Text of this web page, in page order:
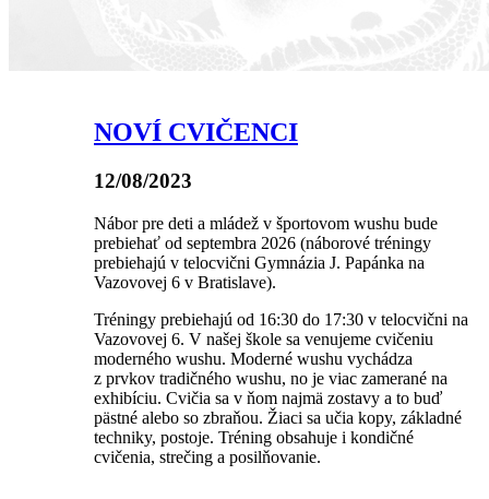
NOVÍ CVIČENCI
12/08/2023
Nábor pre deti a mládež v športovom wushu bude
prebiehať od septembra 2026 (náborové tréningy
prebiehajú v telocvični Gymnázia J. Papánka na
Vazovovej 6 v Bratislave).
Tréningy prebiehajú od 16:30 do 17:30 v telocvični na
Vazovovej 6. V našej škole sa venujeme cvičeniu
moderného wushu. Moderné wushu vychádza
z prvkov tradičného wushu, no je viac zamerané na
exhibíciu. Cvičia sa v ňom najmä zostavy a to buď
pästné alebo so zbraňou. Žiaci sa učia kopy, základné
techniky, postoje. Tréning obsahuje i kondičné
cvičenia, strečing a posilňovanie.